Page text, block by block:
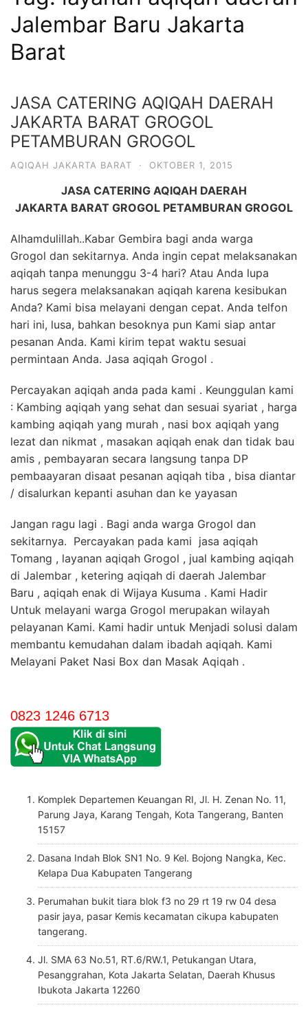
6713
Jalembar Baru Jakarta
Barat
JASA CATERING AQIQAH DAERAH
JAKARTA BARAT GROGOL
PETAMBURAN GROGOL
AQIQAH JAKARTA BARAT · OKTOBER 1, 2015
JASA CATERING AQIQAH DAERAH
JAKARTA BARAT GROGOL PETAMBURAN GROGOL
Alhamdulillah..Kabar Gembira bagi anda warga
Grogol dan sekitarnya. Anda ingin cepat melaksanakan
aqiqah tanpa menunggu 3-4 hari? Atau Anda lupa
harus segera melaksanakan aqiqah karena kesibukan
Anda? Kami bisa melayani dengan cepat. Anda telfon
hari ini, lusa, bahkan besoknya pun Kami siap antar
pesanan Anda. Kami kirim tepat waktu sesuai
permintaan Anda. Jasa aqiqah Grogol .
Percayakan aqiqah anda pada kami . Keunggulan kami
: Kambing aqiqah yang sehat dan sesuai syariat , harga
kambing aqiqah yang murah , nasi box aqiqah yang
lezat dan nikmat , masakan aqiqah enak dan tidak bau
amis , pembayaran secara langsung tanpa DP
pembaayaran disaat pesanan aqiqah tiba , bisa diantar
/ disalurkan kepanti asuhan dan ke yayasan
Jangan ragu lagi . Bagi anda warga Grogol dan
sekitarnya. Percayakan pada kami jasa aqiqah
Tomang , layanan aqiqah Grogol , jual kambing aqiqah
di Jalembar , ketering aqiqah di daerah Jalembar
Baru , aqiqah enak di Wijaya Kusuma . Kami Hadir
Untuk melayani warga Grogol merupakan wilayah
pelayanan Kami. Kami hadir untuk Menjadi solusi dalam
membantu kemudahan dalam ibadah aqiqah. Kami
Melayani Paket Nasi Box dan Masak Aqiqah .
0823 1246 6713
Komplek Departemen Keuangan RI, Jl. H. Zenan No. 11,
Parung Jaya, Karang Tengah, Kota Tangerang, Banten
15157
Dasana Indah Blok SN1 No. 9 Kel. Bojong Nangka, Kec.
Kelapa Dua Kabupaten Tangerang
Perumahan bukit tiara blok f3 no 29 rt 19 rw 04 desa
pasir jaya, pasar Kemis kecamatan cikupa kabupaten
tangerang.
Jl. SMA 63 No.51, RT.6/RW.1, Petukangan Utara,
Pesanggrahan, Kota Jakarta Selatan, Daerah Khusus
Ibukota Jakarta 12260